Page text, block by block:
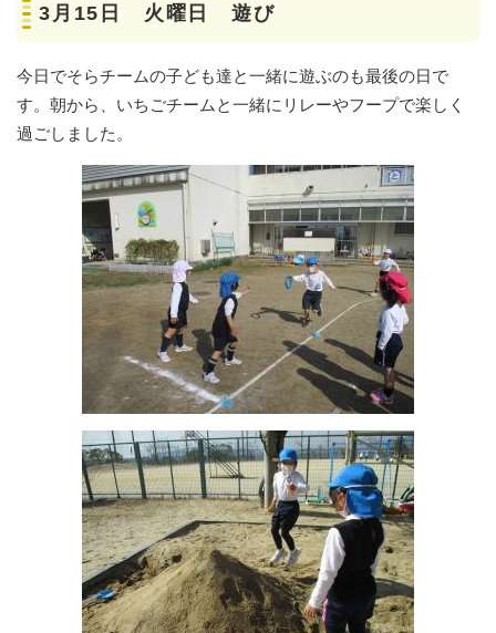
3月15日 火曜日 遊び
今日でそらチームの子ども達と一緒に遊ぶのも最後の日で
す。朝から、いちごチームと一緒にリレーやフープで楽しく
過ごしました。